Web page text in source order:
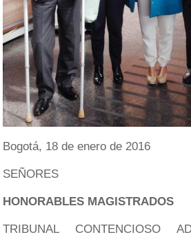
Bogotá, 18 de enero de 2016
SEÑORES
HONORABLES MAGISTRADOS
TRIBUNAL CONTENCIOSO